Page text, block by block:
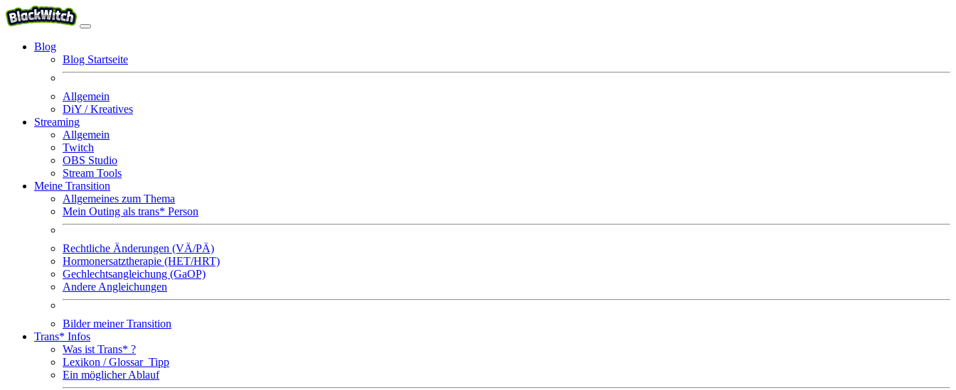
Blog
Blog Startseite
Allgemein
DiY / Kreatives
Streaming
Allgemein
Twitch
OBS Studio
Stream Tools
Meine Transition
Allgemeines zum Thema
Mein Outing als trans* Person
Rechtliche Änderungen (VÄ/PÄ)
Hormonersatztherapie (HET/HRT)
Gechlechtsangleichung (GaOP)
Andere Angleichungen
Bilder meiner Transition
Trans* Infos
Was ist Trans* ?
Lexikon / Glossar Tipp
Ein möglicher Ablauf